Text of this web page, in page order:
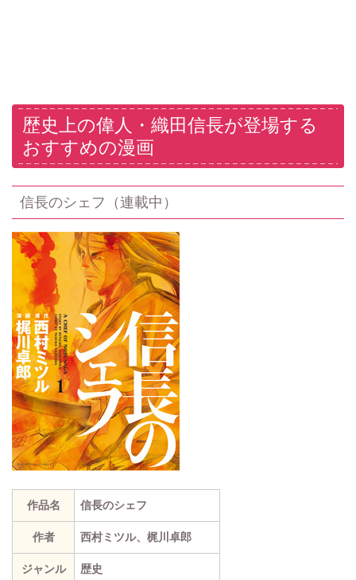
歴史上の偉人・織田信長が登場する
おすすめの漫画
信長のシェフ（連載中）
作品名 信長のシェフ
作者 西村ミツル、梶川卓郎
ジャンル 歴史